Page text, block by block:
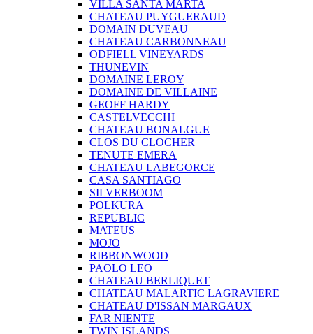
VILLA SANTA MARTA
CHATEAU PUYGUERAUD
DOMAIN DUVEAU
CHATEAU CARBONNEAU
ODFIELL VINEYARDS
THUNEVIN
DOMAINE LEROY
DOMAINE DE VILLAINE
GEOFF HARDY
CASTELVECCHI
CHATEAU BONALGUE
CLOS DU CLOCHER
TENUTE EMERA
CHATEAU LABEGORCE
CASA SANTIAGO
SILVERBOOM
POLKURA
REPUBLIC
MATEUS
MOJO
RIBBONWOOD
PAOLO LEO
CHATEAU BERLIQUET
CHATEAU MALARTIC LAGRAVIERE
CHATEAU D'ISSAN MARGAUX
FAR NIENTE
TWIN ISLANDS